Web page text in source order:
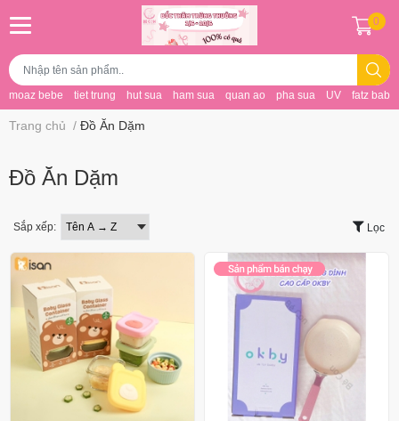
moaz bebe tiet trung hut sua ham sua quan ao pha sua UV fatz baby
0
Trang chủ / Đồ Ăn Dặm
Đồ Ăn Dặm
Sắp xếp: Lọc